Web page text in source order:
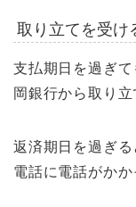
取り立てを受け
支払期日を過ぎ
岡銀行から取り立
返済期日を過ぎ
電話に電話がかか